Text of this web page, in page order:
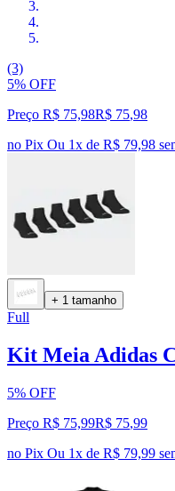
(3)
5% OFF
Preço R$ 75,98R$ 75,98
no Pix Ou 1x de R$ 79,98
+ 1 tamanho
Full
Kit Meia Adidas
5% OFF
Preço R$ 75,99R$ 75,99
no Pix Ou 1x de R$ 79,99